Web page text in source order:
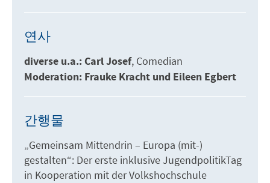
연사
diverse u.a.: Carl Josef Comedian
Moderation: Frauke Kracht und Eileen Egbert
간행물
„Gemeinsam Mittendrin – Europa (mit-)
gestalten“: Der erste inklusive JugendpolitikTag
in Kooperation mit der Volkshochschule